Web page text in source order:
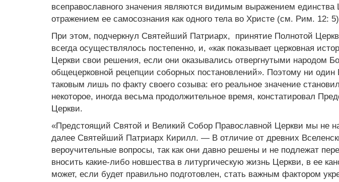
всеправославного значения являются видимым выражением
отражением ее самосознания как одного тела во Христе (см. Рим. 12:
При этом, подчеркнул Святейший Патриарх, принятие Полнотой
всегда осуществлялось постепенно, и, «как показывает церковная
Церкви свои решения, если они оказывались отвергнутыми народом
общецерковной рецепции соборных постановлений». Поэтому ни один
таковым лишь по факту своего созыва: его реальное значение
некоторое, иногда весьма продолжительное время, констатировал
Церкви.
«Предстоящий Святой и Великий Собор Православной Церкви мы не
далее Святейший Патриарх Кирилл. — В отличие от древних
вероучительные вопросы, так как они давно решены и не подлежат
вносить какие-либо новшества в литургическую жизнь Церкви, в ее
может, если будет правильно подготовлен, стать важным фактором